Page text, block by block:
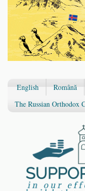
English Română
The Russian Orthodox